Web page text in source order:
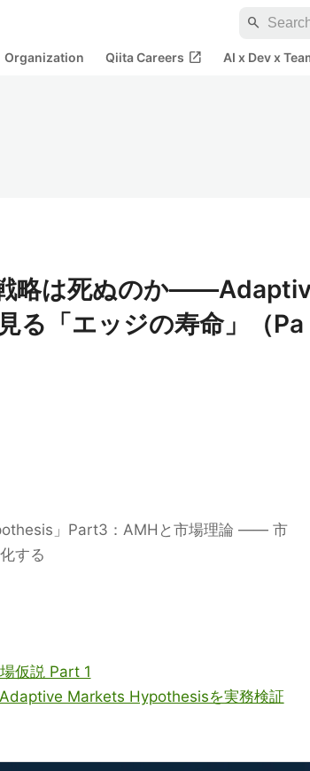
search
Organization Qiita Careers open_in_new AI x Dev x
略は死ぬのか
「エッジの寿命」（Pa
」Part3：AMHと市場理論 ―― 市
する
仮説 Part 1
Markets Hypothesisを実務検証